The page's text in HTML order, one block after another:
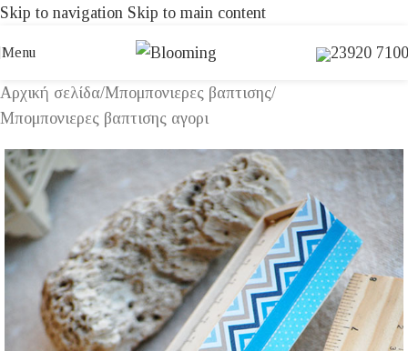
Skip to navigation Skip to main content
Menu 23920
Αρχική σελίδα/Μπομπονιερες βαπτισης/
Μπομπονιερες βαπτισης αγορι